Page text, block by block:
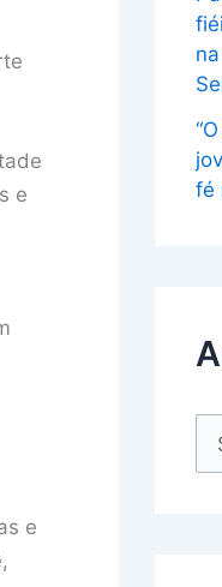
e
e
fé